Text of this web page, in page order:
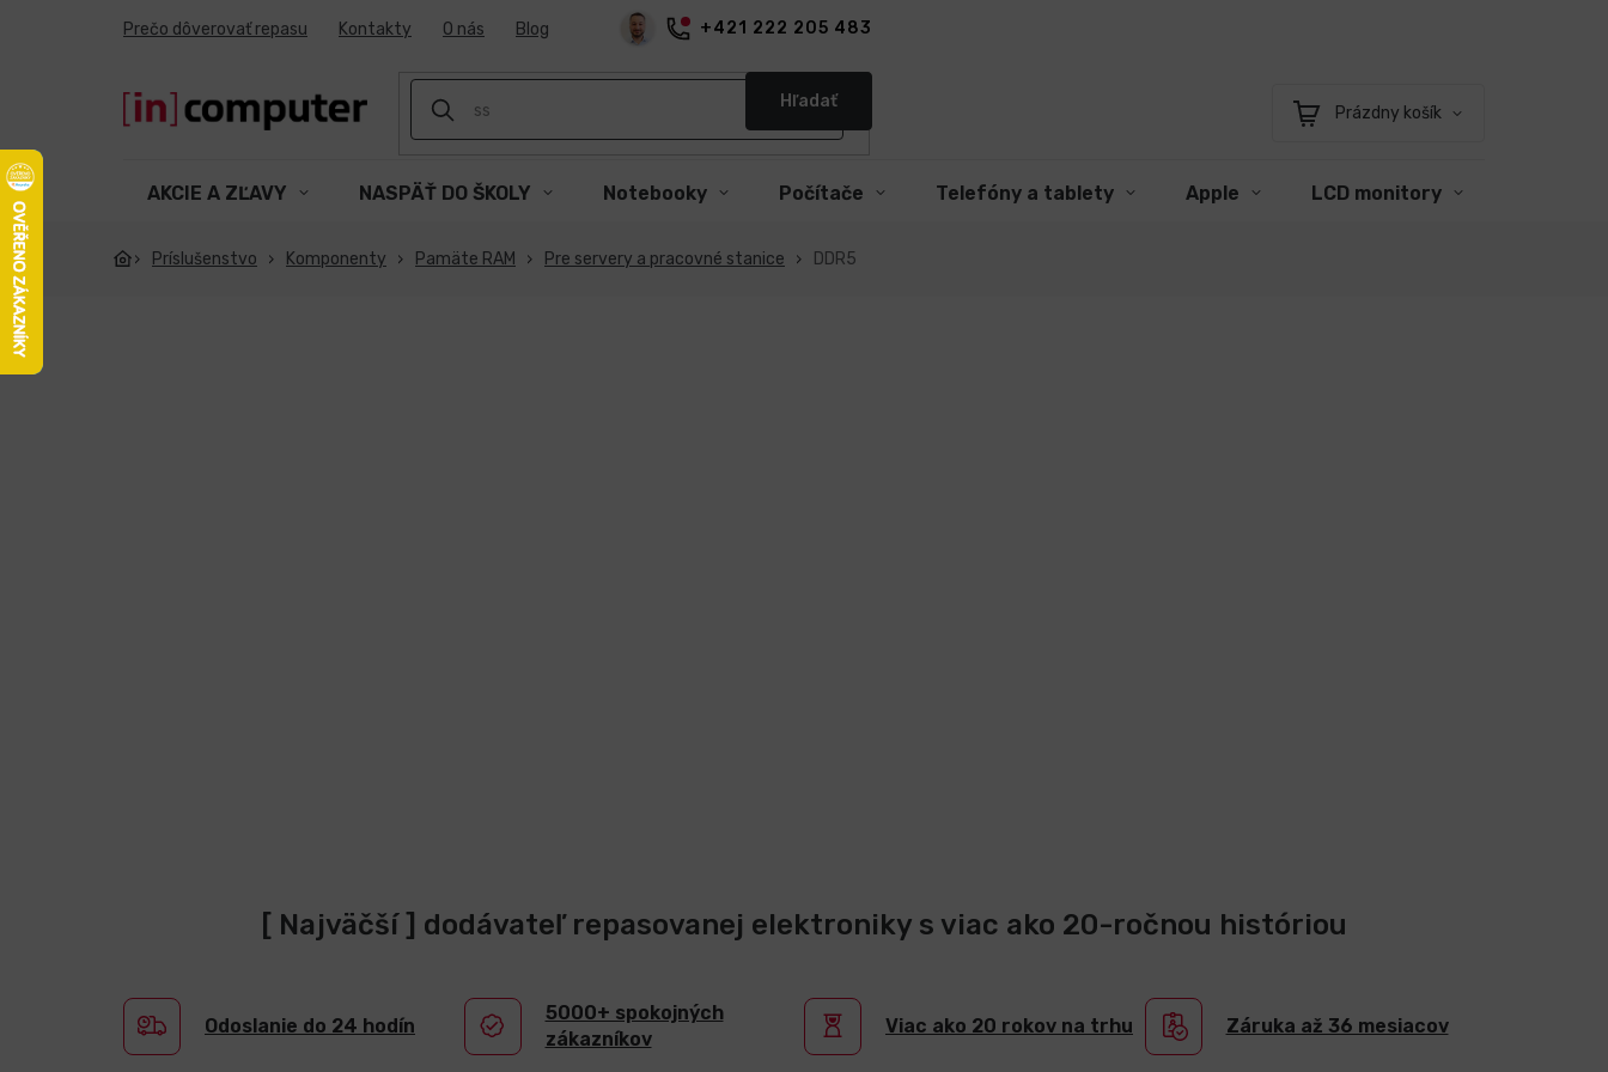
+421 222 205 483
Prečo dôverovať repasu Kontakty O nás Blog
Hľadať
Nákupný
Prázdny košík
AKCIE A ZĽAVY NASPÄŤ DO ŠKOLY Notebooky Počítače Telefóny a tablety Apple LCD monitory
Príslušenstvo Komponenty Pamäte RAM Pre servery a pracovné stanice DDR5
[ Najväčší ] dodávateľ repasovanej elektroniky s viac ako 20-ročnou históriou
Odoslanie do 24 hodín
5000+ spokojných
zákazníkov
Viac ako 20 rokov na trhu Záruka až 36 mesiacov